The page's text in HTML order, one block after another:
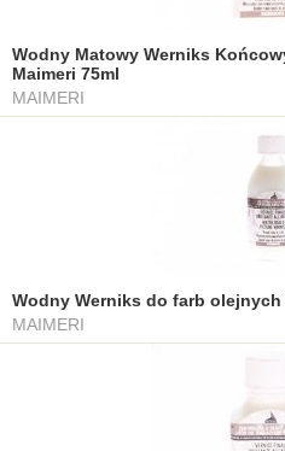
Wodny Matowy Werniks
Maimeri 75ml
MAIMERI
Wodny Werniks do farb olejnych
MAIMERI